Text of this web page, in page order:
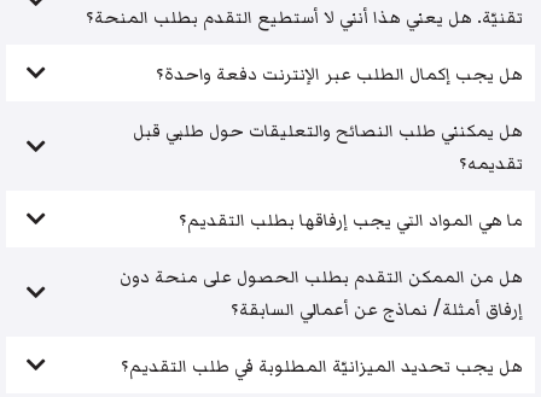
تقنيّة. هل يعني هذا أنني لا أستطيع التقدم بطلب المنحة؟
هل يجب إكمال الطلب عبر الإنترنت دفعة واحدة؟
هل يمكنني طلب النصائح والتعليقات حول طلبي قبل
تقديمه؟
ما هي المواد التي يجب إرفاقها بطلب التقديم؟
هل من الممكن التقدم بطلب الحصول على منحة دون
إرفاق أمثلة/ نماذج عن أعمالي السابقة؟
هل يجب تحديد الميزانيّة المطلوبة في طلب التقديم؟